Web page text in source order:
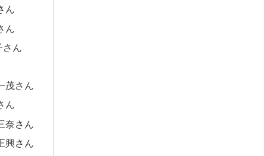
ん
ん
茂さん
ん
奈さん
興さん